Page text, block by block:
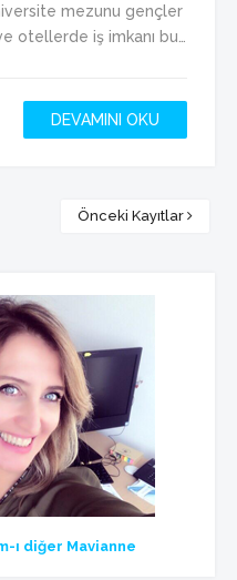
mezunu gençler
otellerde iş imkanı bu…
DEVAMINI OKU
Önceki Kayıtlar
ı diğer Mavianne